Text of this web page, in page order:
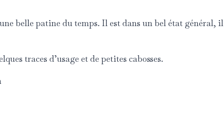
belle patine du temps. Il est dans un bel état général,
traces d’usage et de petites cabosses.